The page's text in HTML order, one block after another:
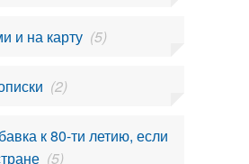
и на карту (5)
(2)
к 80-ти летию, если
(5)